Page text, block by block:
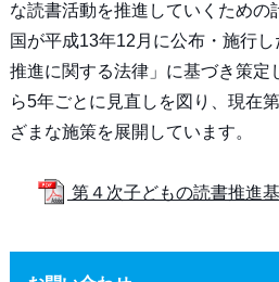
な読書活動を推進していくための
国が平成13年12月に公布・施行
推進に関する法律」に基づき策定
ら5年ごとに見直しを図り、現在
ざまな施策を展開しています。
第４次子どもの読書推進